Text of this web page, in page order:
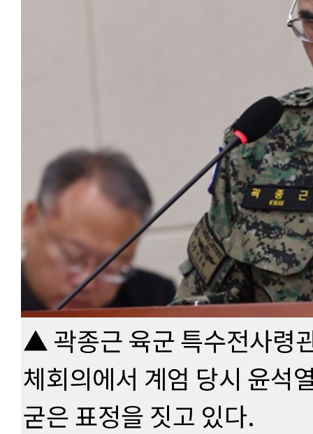
▲ 곽종근 육군 특수전사령
체회의에서 계엄 당시 윤석
굳은 표정을 짓고 있다.